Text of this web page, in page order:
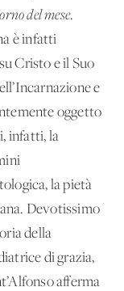
del mese.
è infatti
Cristo e il Suo
e
oggetto
infatti, la
la pietà
Devotissimo
della
di grazia,
afferma